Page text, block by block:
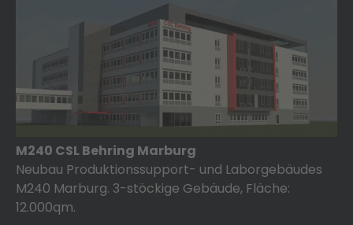
M240 CSL Behring Marburg
Neubau Produktionssupport- und Laborgebäudes
M240 Marburg. 3-stöckige Gebäude, Fläche:
12.000qm.